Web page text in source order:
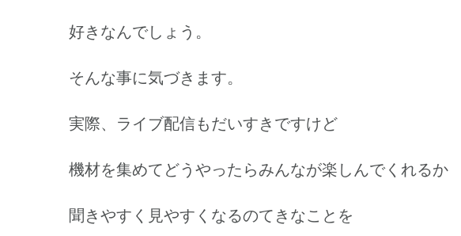
好きなんでしょう。
そんな事に気づきます。
実際、ライブ配信もだいすきですけど
機材を集めてどうやったらみんなが楽しんでくれるか
聞きやすく見やすくなるのてきなことを